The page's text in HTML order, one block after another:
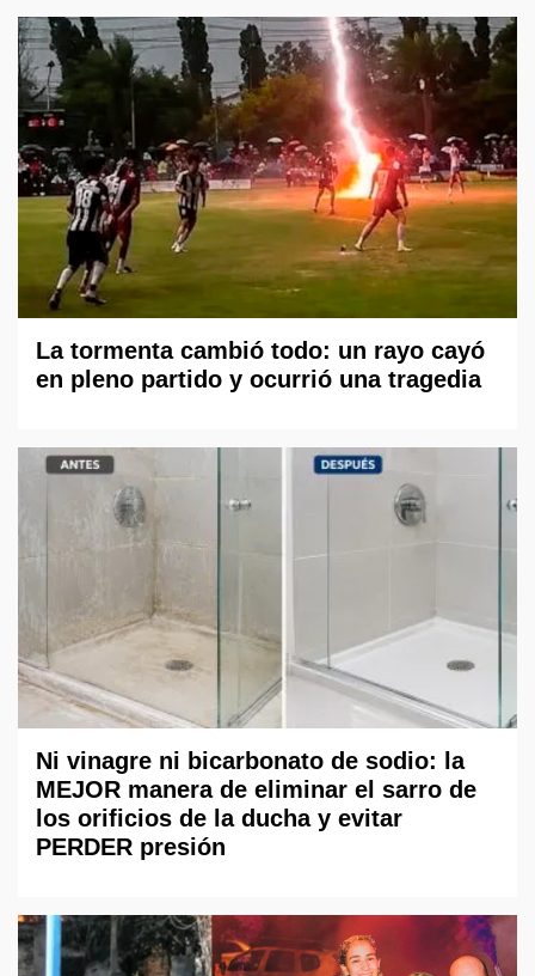
La tormenta cambió todo: un rayo cayó
en pleno partido y ocurrió una tragedia
Ni vinagre ni bicarbonato de sodio: la
MEJOR manera de eliminar el sarro de
los orificios de la ducha y evitar
PERDER presión